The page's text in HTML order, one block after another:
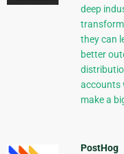
deep
they can
better
accounts
make a
PostHog